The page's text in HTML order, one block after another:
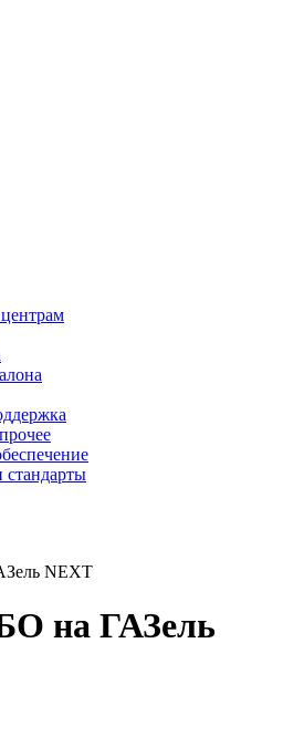
NEXT
на ГАЗель